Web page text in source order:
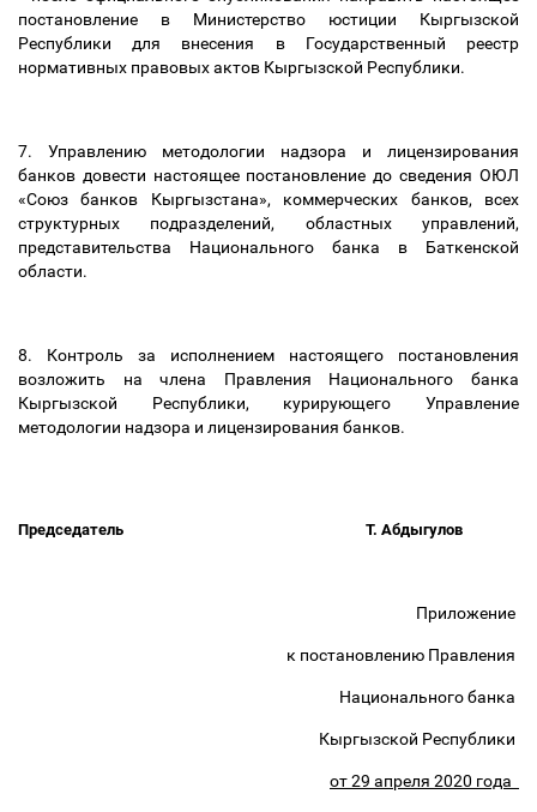
постановление в Министерство юстиции Кыргызской
Республики для внесения в Государственный реестр
нормативных правовых актов Кыргызской Республики.
7. Управлению методологии надзора и лицензирования
банков довести настоящее постановление до сведения ОЮЛ
«Союз банков Кыргызстана», коммерческих банков, всех
структурных подразделений, областных управлений,
представительства Национального банка в Баткенской
области.
8. Контроль за исполнением настоящего постановления
возложить начлена Правления Национального банка
Кыргызской Республики, курирующего Управление
методологии надзора и лицензирования банков.
Председатель Т. Абдыгулов
Приложение
к постановлению Правления
Национального банка
Кыргызской Республики
от 29 апреля 2020 года